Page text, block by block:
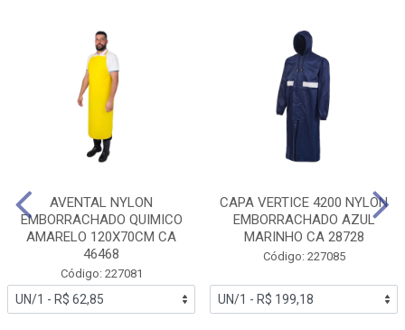
AVENTAL NYLON
EMBORRACHADO QUIMICO
AMARELO 120X70CM CA
46468
Código: 227081
CAPA VERTICE 4200 NYLON
EMBORRACHADO AZUL
MARINHO CA 28728
Código: 227085